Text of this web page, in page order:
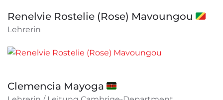
Renelvie Rostelie (Rose) Mavoungou 🇨🇬
Lehrerin
Clemencia Mayoga 🇰🇪